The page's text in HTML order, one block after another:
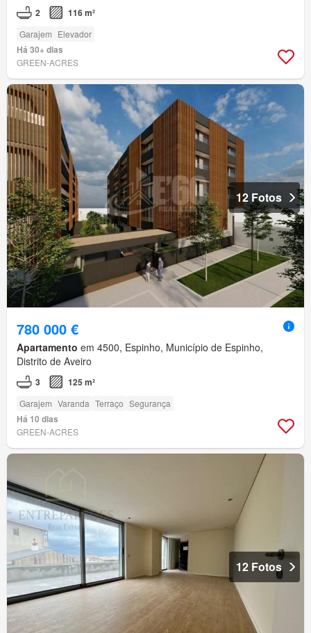
2 116 m²
Garajem Elevador
Há 30+ dias
GREEN-ACRES
12 Fotos
780 000 €
Apartamento em 4500, Espinho, Município de Espinho,
Distrito de Aveiro
3 125 m²
Garajem Varanda Terraço Segurança
Há 10 dias
GREEN-ACRES
12 Fotos